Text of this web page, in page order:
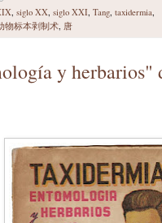
, siglo XX, siglo XXI, Tang, taxidermia,
物标本剥制术, 唐
y herbarios"